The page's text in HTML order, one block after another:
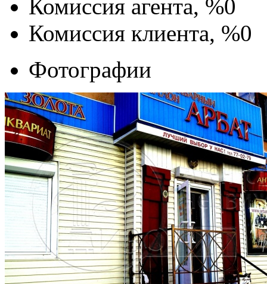
Комиссия агента, %0
Комиссия клиента, %0
Фотографии